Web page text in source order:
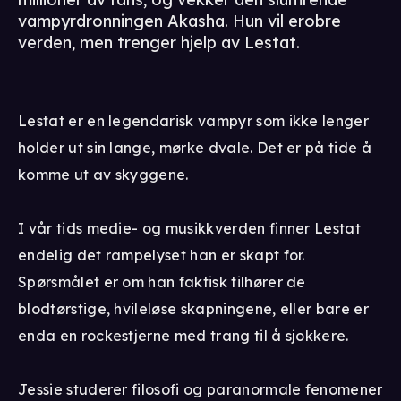
vampyrdronningen Akasha. Hun vil erobre
verden, men trenger hjelp av Lestat.
Lestat er en legendarisk vampyr som ikke lenger
holder ut sin lange, mørke dvale. Det er på tide å
komme ut av skyggene.
I vår tids medie- og musikkverden finner Lestat
endelig det rampelyset han er skapt for.
Spørsmålet er om han faktisk tilhører de
blodtørstige, hvileløse skapningene, eller bare er
enda en rockestjerne med trang til å sjokkere.
Jessie studerer filosofi og paranormale fenomener